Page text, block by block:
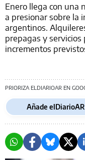
Enero llega con una
a presionar sobre la
argentinos.
prepagas y servicios
incrementos
PRIORIZA ELDIARIOAR EN
Añade